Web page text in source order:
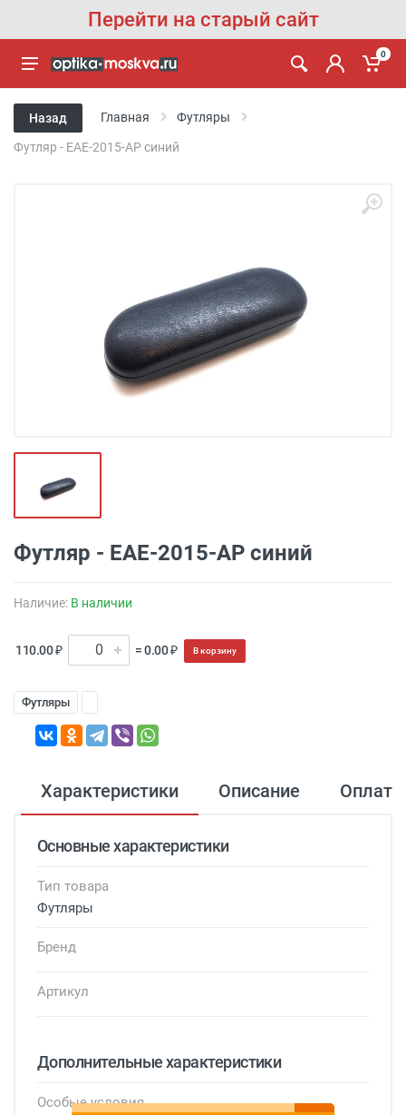
Перейти на старый сайт
0
Назад Главная Футляры
Футляр - EAE-2015-AP синий
Футляр - EAE-2015-AP синий
Наличие: В наличии
110.00 ₽ = 0.00 ₽ В корзину
Футляры
Характеристики Описание Оплата
Основные характеристики
Тип товара
Футляры
Бренд
Артикул
Дополнительные характеристики
Особые условия